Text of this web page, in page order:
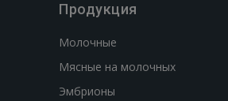
Продукция
Молочные
Мясные на молочных
Эмбрионы